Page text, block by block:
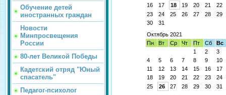
Обучение детей
иностранных граждан
Новости
Минпросвещения
России
80-лет Великой Победы
Кадетский отряд "Юный
спасатель"
Педагог-психолог
16
17 18 19 20 21
22
23
24 25 26 27 28
29
30
31
Октябрь 2021
Пн
Вт Ср Чт Пт Сб
Вс
1
2
3
4
5 6 7 8 9
10
11
12 13 14 15 16
17
18
19 20 21 22 23
24
25
26 27 28 29 30
31